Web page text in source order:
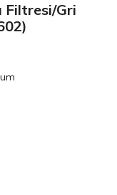
Filtresi/Gri